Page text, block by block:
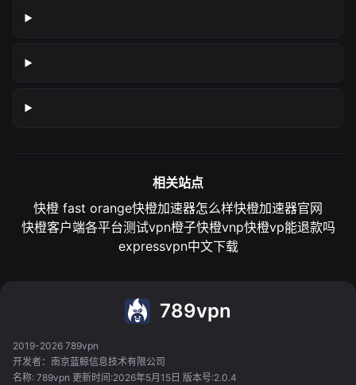
相关站点
快橙 fast orange快橙加速器怎么样快橙加速器官网
快橙客户端各平台测试vpn橙子快橙vnp快橙vp能退款吗
expressvpn中文下载
789vpn
2019-2026 789vpn
开发者：南京蓝鲸信息技术有限公司
名称: 789vpn 更新时间:2026年5月15日 版本号:2.0.4